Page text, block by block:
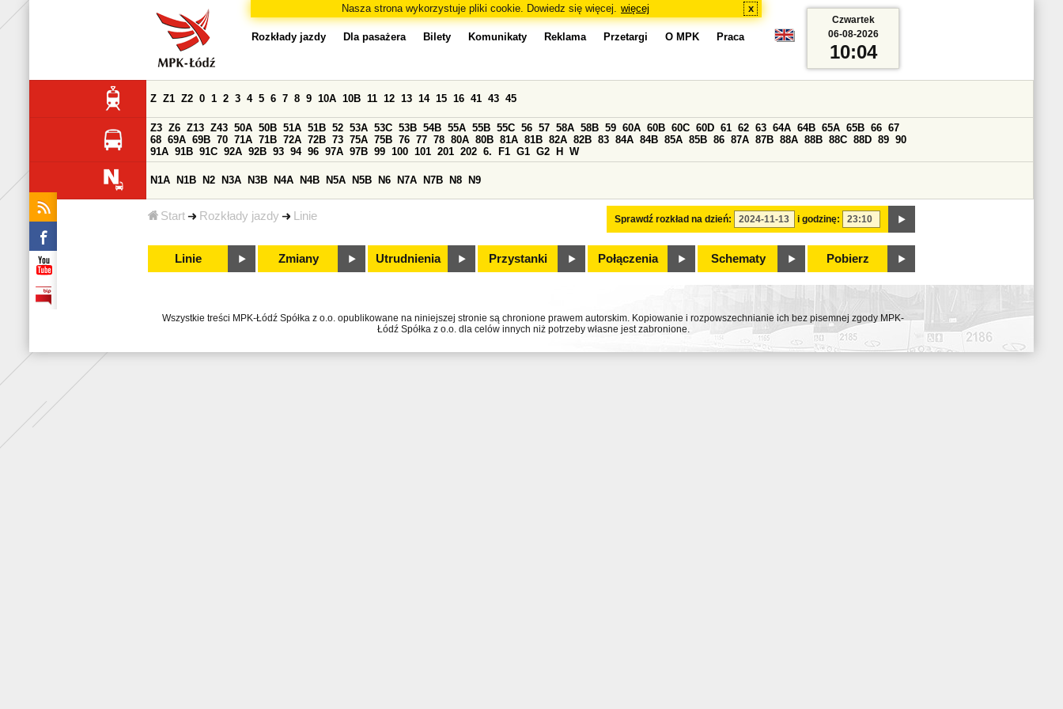
Nasza strona wykorzystuje pliki cookie. Dowiedz się więcej. więcej x
Start Rozkłady jazdy Linie
Rozkłady jazdy Dla pasażera Bilety Komunikaty Reklama Przetargi O MPK Praca
Sprawdź rozkład na dzień: i godzinę:
Z Z1 Z2 0 1 2 3 4 5 6 7 8 9 10A 10B 11 12 13 14 15 16 41 43 45
Z3 Z6 Z13 Z43 50A 50B 51A 51B 52 53A 53C 53B 54B 55A 55B 55C 56 57 58A 58B 59 60A 60B 60C 60D 61 62 63 64A 64B 65A 65B 66 67
68 69A 69B 70 71A 71B 72A 72B 73 75A 75B 76 77 78 80A 80B 81A 81B 82A 82B 83 84A 84B 85A 85B 86 87A 87B 88A 88B 88C 88D 89 90
91A 91B 91C 92A 92B 93 94 96 97A 97B 99 100 101 201 202 6. F1 G1 G2 H W
N1A N1B N2 N3A N3B N4A N4B N5A N5B N6 N7A N7B N8 N9
Linie Zmiany Utrudnienia Przystanki Połączenia Schematy Pobierz
Czwartek
06-08-2026
10:04
Wszystkie treści MPK-Łódź Spółka z o.o. opublikowane na niniejszej stronie są chronione prawem autorskim. Kopiowanie i rozpowszechnianie ich bez pisemnej zgody MPK-
Łódź Spółka z o.o. dla celów innych niż potrzeby własne jest zabronione.